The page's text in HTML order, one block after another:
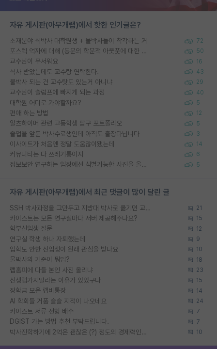
자유 게시판(아무개랩)에서 핫한 인기글은?
소재분야 석박사 대학원생 + 물박사들이 착각하는 거 72
포스텍 억까에 대해 (동문의 학문적 아웃풋에 대한 반박) 50
교수님이 무서워요 16
석사 받았는데도 교수랑 연락한다. 43
물박사 되는 건 교수탓도 있는거 아니냐 29
교수님이 슬럼프에 빠지게 되는 과정 40
대학원 어디로 가야할까요? 5
편애 하는 방법 12
알츠하이머 관련 고등학생 탐구 포트폴리오 5
졸업을 앞둔 박사수료생인데 아직도 출장다닙니다 3
이사이트가 처음엔 정말 도움많이됐는데 14
커뮤니티는 다 쓰레기통이지 6
정보보안 연구하는 입장에선 식별가능한 사진을 올리는건 비추이긴함 5
자유 게시판(아무개랩)에서 최근 댓글이 많이 달린 글
SSH 박사과정을 그만두고 지방대 박사로 옮기면 교수의 꿈은 끝일까요? 21
카이스트는 모든 연구실마다 서버 제공해주나요? 15
학부신입생 질문 12
연구실 학생 하나 자퇴했는데 9
입학도 안한 신입생이 원래 관심을 받나요 10
물박사의 기준이 뭐임? 18
랩홈피에 다들 본인 사진 올리냐 23
신생랩가지말라는 이유가 있었구나 15
장학금 모은 랩비통장 14
AI 학회들 거품 슬슬 지적이 나오네요 24
카이스트 서류 전형 배수 7
DGIST 가는 방법 추천 부탁드립니다. 7
박사진학하기에 2억은 괜찮은 (?) 정도의 경제력인가요 10